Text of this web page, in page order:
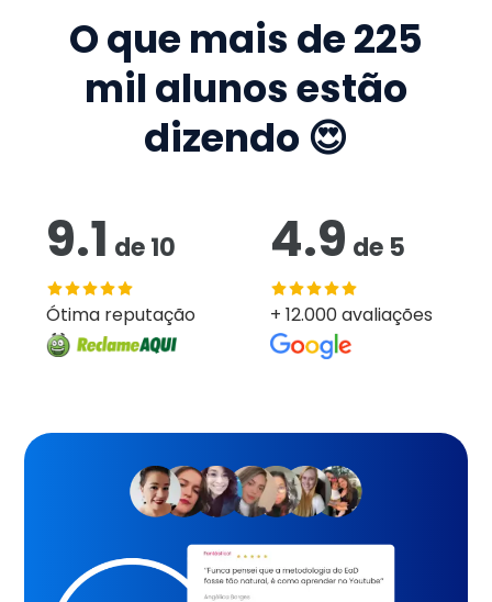
O que mais de225
mil alunos estão
dizendo 😍
9.1 de10
Ótima reputação
4.9 de 5
+ 12.000 avaliações